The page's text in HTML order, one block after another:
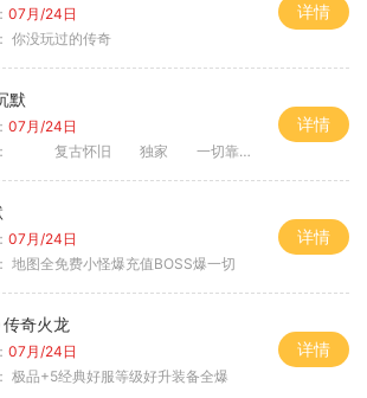
07月/24日
你没玩过的传奇
详情
默
07月/24日
复古怀旧 独家 一切靠打
详情
07月/24日
地图全免费小怪爆充值BOSS爆一切
详情
传奇火龙
07月/24日
极品+5经典好服等级好升装备全爆
详情